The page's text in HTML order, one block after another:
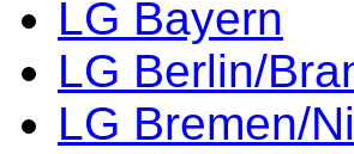
LG Bayern
LG Berlin/
LG Bremen/